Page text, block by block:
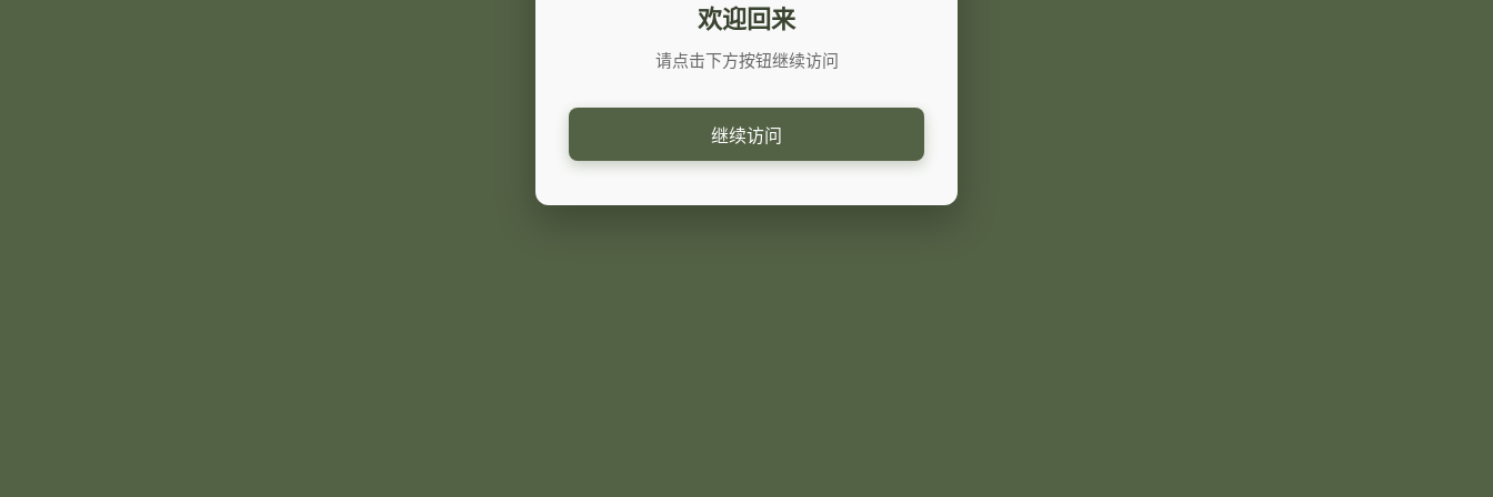
欢迎回来
请点击下方按钮继续访问
继续访问